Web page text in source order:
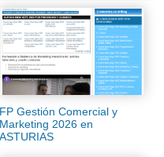
FP Gestión Comercial y
Marketing 2026 en
ASTURIAS